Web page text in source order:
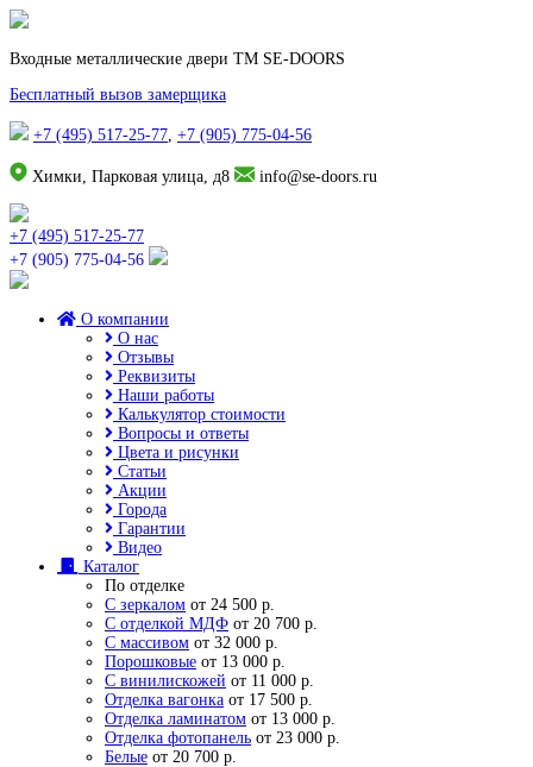
Входные металлические двери TM SE-DOORS
Бесплатный вызов замерщика
+7 (495) 517-25-77, +7 (905) 775-04-56
Химки, Парковая улица, д8 info@se-doors.ru
+7 (495) 517-25-77
+7 (905) 775-04-56
О компании
О нас
Отзывы
Реквизиты
Наши работы
Калькулятор стоимости
Вопросы и ответы
Цвета и рисунки
Статьи
Акции
Города
Гарантии
Видео
Каталог
По отделке
С зеркалом от 24 500 р.
С отделкой МДФ от 20 700 р.
С массивом от 32 000 р.
Порошковые от 13 000 р.
С винилискожей от 11 000 р.
Отделка вагонка от 17 500 р.
Отделка ламинатом от 13 000 р.
Отделка фотопанель от 23 000 р.
Белые от 20 700 р.